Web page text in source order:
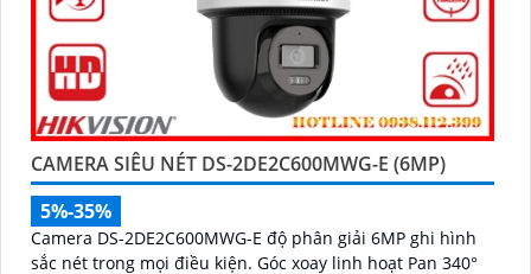
CAMERA SIÊU NÉT DS-2DE2C600MWG-E (6MP)
5%-35%
Camera DS-2DE2C600MWG-E độ phân giải 6MP ghi hình
sắc nét trong mọi điều kiện. Góc xoay linh hoạt Pan 340°